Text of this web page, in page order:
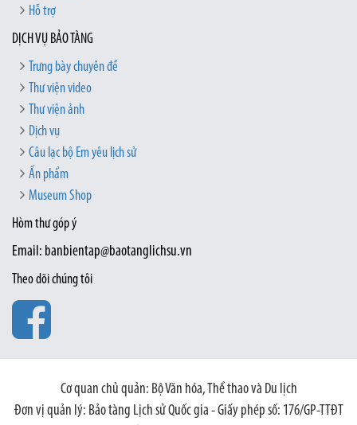
Hỗ trợ
DỊCH VỤ BẢO TÀNG
Trưng bày chuyên đề
Thư viện video
Thư viện ảnh
Dịch vụ
Câu lạc bộ Em yêu lịch sử
Ấn phẩm
Museum Shop
Hòm thư góp ý
Email: banbientap@baotanglichsu.vn
Theo dõi chúng tôi
Cơ quan chủ quản: Bộ Văn hóa, Thể thao và Du lịch
Đơn vị quản lý: Bảo tàng Lịch sử Quốc gia - Giấy phép số: 176/GP-TTĐT